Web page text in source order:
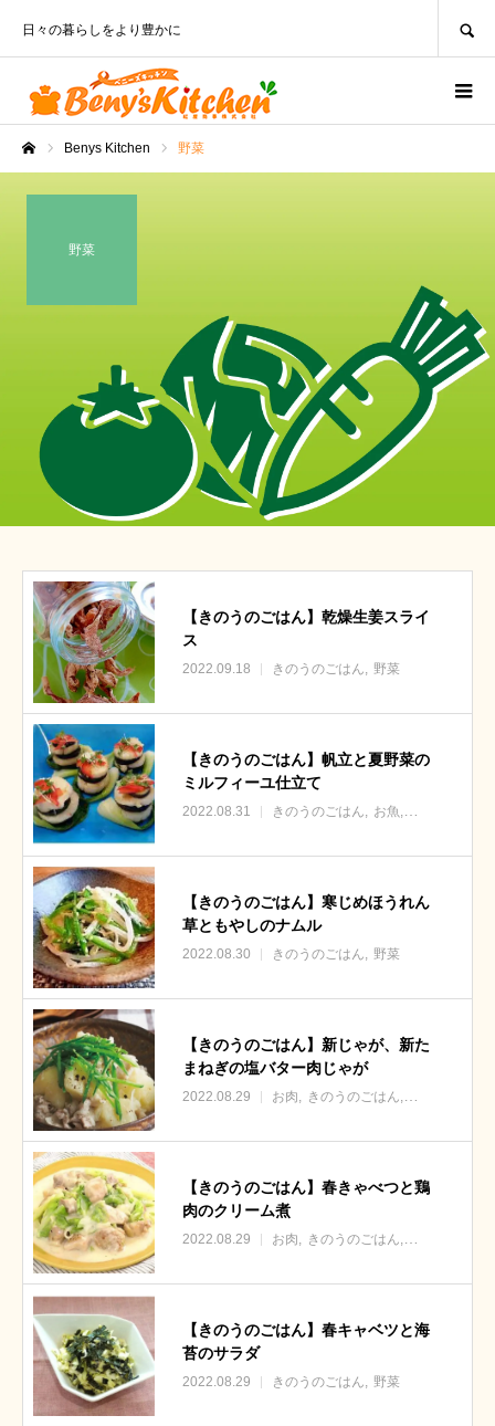
日々の暮らしをより豊かに
Benys Kitchen 野菜
野菜
【きのうのごはん】乾燥生姜スライ
ス
2022.09.18 きのうのごはん 野菜
【きのうのごはん】帆立と夏野菜の
ミルフィーユ仕立て
2022.08.31 きのうのごはん お魚
【きのうのごはん】寒じめほうれん
草ともやしのナムル
2022.08.30 きのうのごはん 野菜
【きのうのごはん】新じゃが、新た
まねぎの塩バター肉じゃが
2022.08.29 お肉 きのうのごはん
【きのうのごはん】春きゃべつと鶏
肉のクリーム煮
2022.08.29 お肉 きのうのごはん
【きのうのごはん】春キャベツと海
苔のサラダ
2022.08.29 きのうのごはん 野菜